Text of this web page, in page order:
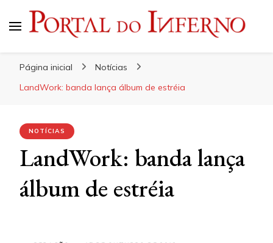
Página inicial
Notícias
LandWork: banda lança álbum de estréia
NOTÍCIAS
LandWork: banda lança
álbum de estréia